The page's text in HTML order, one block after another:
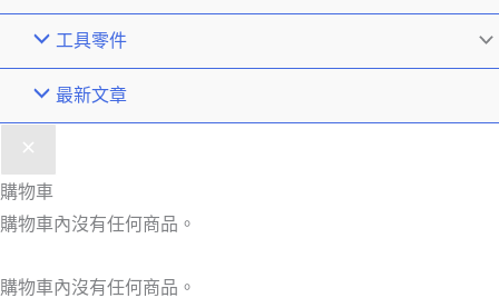
工具零件
最新文章
購物車
購物車內沒有任何商品。
購物車內沒有任何商品。